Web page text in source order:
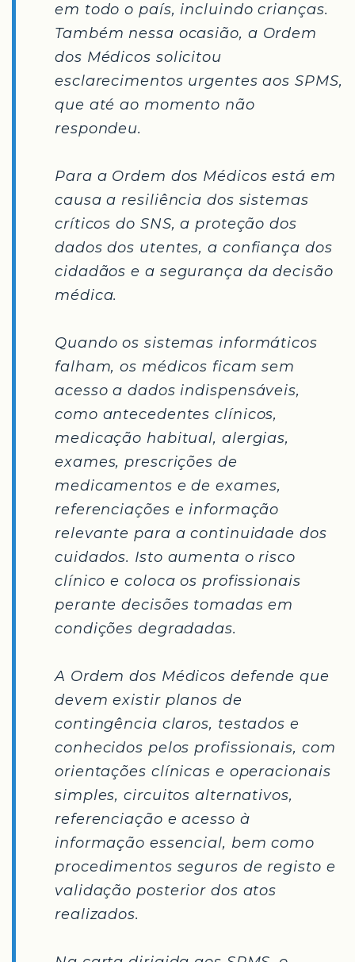
em todo o país, incluindo crianças.
Também nessa ocasião, a Ordem
dos Médicos solicitou
esclarecimentos urgentes aos SPMS,
que até ao momento não
respondeu.
Para a Ordem dos Médicos está em
causa a resiliência dos sistemas
críticos do SNS, a proteção dos
dados dos utentes, a confiança dos
cidadãos e a segurança da decisão
médica.
Quando os sistemas informáticos
falham, os médicos ficam sem
acesso a dados indispensáveis,
como antecedentes clínicos,
medicação habitual, alergias,
exames, prescrições de
medicamentos e de exames,
referenciações e informação
relevante para a continuidade dos
cuidados. Isto aumenta o risco
clínico e coloca os profissionais
perante decisões tomadas em
condições degradadas.
A Ordem dos Médicos defende que
devem existir planos de
contingência claros, testados e
conhecidos pelos profissionais, com
orientações clínicas e operacionais
simples, circuitos alternativos,
referenciação e acesso à
informação essencial, bem como
procedimentos seguros de registo e
validação posterior dos atos
realizados.